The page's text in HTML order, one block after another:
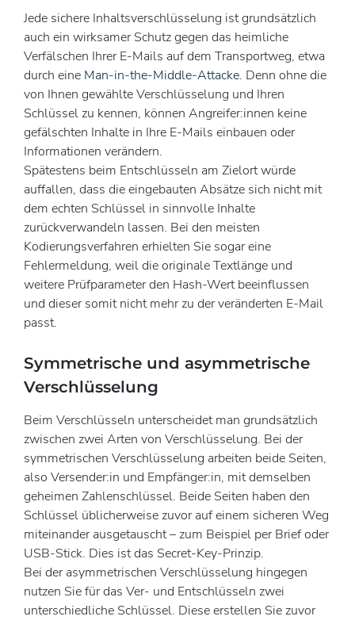
Jede sichere Inhaltsverschlüsselung ist grundsätzlich
auch ein wirksamer Schutz gegen das heimliche
Verfälschen Ihrer E-Mails auf dem Transportweg, etwa
durch eine Man-in-the-Middle-Attacke. Denn ohne die
von Ihnen gewählte Verschlüsselung und Ihren
Schlüssel zu kennen, können Angreifer:innen keine
gefälschten Inhalte in Ihre E-Mails einbauen oder
Informationen verändern.
Spätestens beim Entschlüsseln am Zielort würde
auffallen, dass die eingebauten Absätze sich nicht mit
dem echten Schlüssel in sinnvolle Inhalte
zurückverwandeln lassen. Bei den meisten
Kodierungsverfahren erhielten Sie sogar eine
Fehlermeldung, weil die originale Textlänge und
weitere Prüfparameter den Hash-Wert beeinflussen
und dieser somit nicht mehr zu der veränderten E-Mail
passt.
Symmetrische und asymmetrische
Verschlüsselung
Beim Verschlüsseln unterscheidet man grundsätzlich
zwischen zwei Arten von Verschlüsselung. Bei der
symmetrischen Verschlüsselung arbeiten beide Seiten,
also Versender:in und Empfänger:in, mit demselben
geheimen Zahlenschlüssel. Beide Seiten haben den
Schlüssel üblicherweise zuvor auf einem sicheren Weg
miteinander ausgetauscht – zum Beispiel per Brief oder
USB-Stick. Dies ist das Secret-Key-Prinzip.
Bei der asymmetrischen Verschlüsselung hingegen
nutzen Sie für das Ver- und Entschlüsseln zwei
unterschiedliche Schlüssel. Diese erstellen Sie zuvor